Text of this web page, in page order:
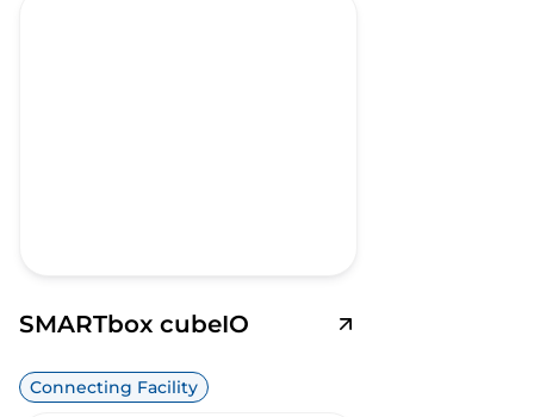
SMARTbox cubeIO
Connecting Facility